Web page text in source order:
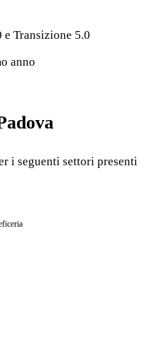
Transizione 5.0
anno
i seguenti settori presenti